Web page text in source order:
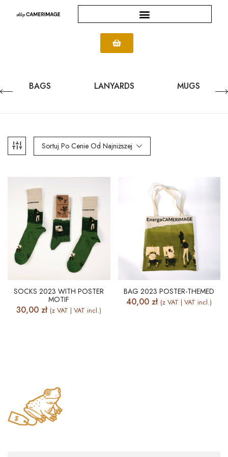
BAGS LANYARDS MUGS
Sortuj Po Cenie Od Najniższej
SOCKS 2023 WITH POSTER
MOTIF
30,00zł (z VAT | VAT incl.)
BAG 2023 POSTER-THEMED
40,00zł (z VAT | VAT incl.)